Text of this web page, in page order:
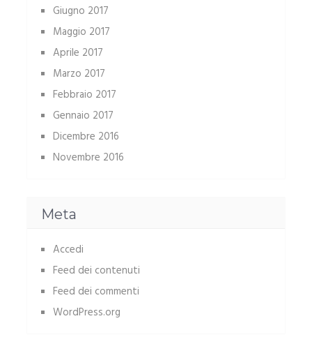
Giugno 2017
Maggio 2017
Aprile 2017
Marzo 2017
Febbraio 2017
Gennaio 2017
Dicembre 2016
Novembre 2016
Meta
Accedi
Feed dei contenuti
Feed dei commenti
WordPress.org